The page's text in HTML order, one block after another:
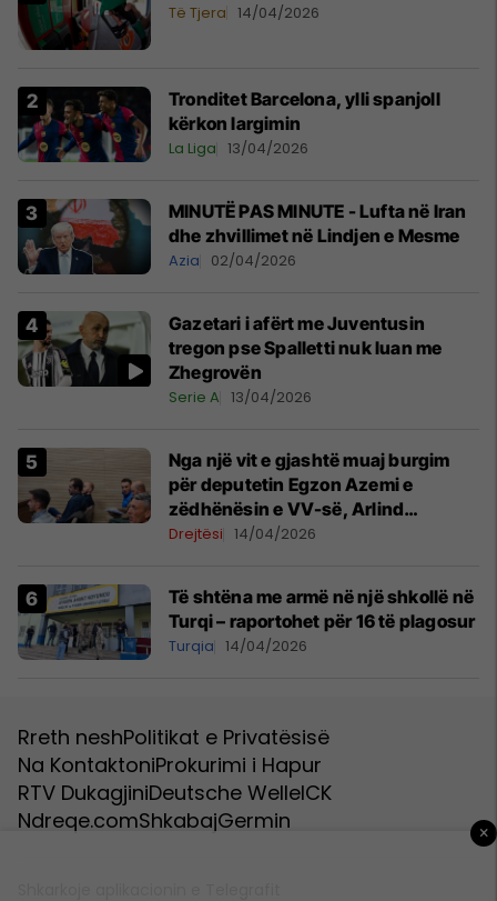
Të Tjera 14/04/2026
Tronditet Barcelona, ylli spanjoll
kërkon largimin
La Liga 13/04/2026
MINUTË PAS MINUTE - Lufta në Iran
dhe zhvillimet në Lindjen e Mesme
Azia 02/04/2026
Gazetari i afërt me Juventusin
tregon pse Spalletti nuk luan me
Zhegrovën
Serie A 13/04/2026
Nga një vit e gjashtë muaj burgim
për deputetin Egzon Azemi e
zëdhënësin e VV-së, Arlind
Manxhuka
Drejtësi 14/04/2026
Të shtëna me armë në një shkollë në
Turqi – raportohet për 16 të plagosur
Turqia 14/04/2026
Rreth neshPolitikat e Privatësisë
Na KontaktoniProkurimi i Hapur
RTV DukagjiniDeutsche WelleICK
Ndreqe.comShkabajGermin ×